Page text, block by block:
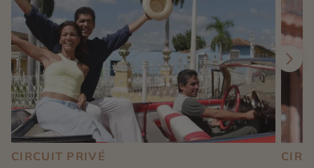
CIRCUIT PRIVÉ